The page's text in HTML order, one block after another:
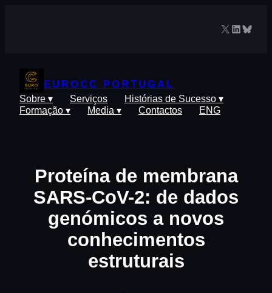
X LinkedIn
EUROCC PORTUGAL
Sobre ▾ Serviços
Histórias de Sucesso ▾
Formação ▾
Media ▾ Contactos ENG
Proteína de membrana
SARS-CoV-2: de dados
genómicos a novos
conhecimentos
estruturais